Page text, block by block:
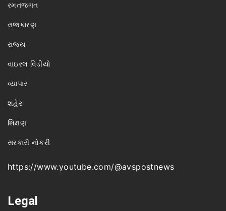
રમતજગત
રાજકારણ
રાજ્ય
વાઇરલ વિડીયો
વ્યાપાર
શહેર
શિક્ષણ
સરકારી નોકરી
https://www.youtube.com/@avspostnews
Legal